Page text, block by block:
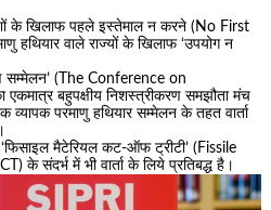
के खिलाफ पहले इस्तेमाल न करने (No First
हथियार वाले राज्यों के खिलाफ ‘उपयोग न
सम्मेलन’ (The Conference on
बहुपक्षीय निशस्त्रीकरण समझौता मंच
परमाणु हथियार सम्मेलन के तहत वार्ता
मैटेरियल कट-ऑफ ट्रीटी’ (Fissile
के संदर्भ में भी वार्ता के लिये प्रतिबद्ध है।